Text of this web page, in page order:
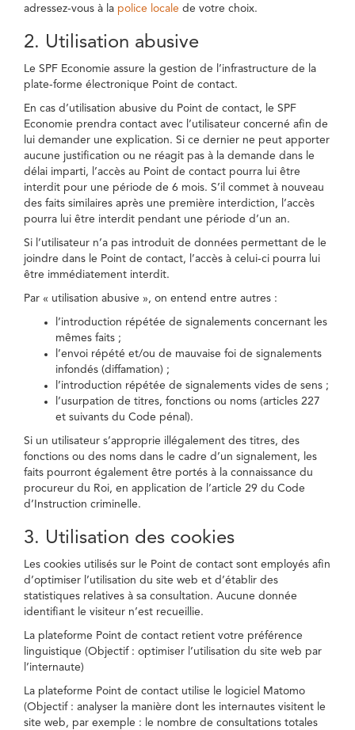
adressez-vous à la police locale de votre choix.
2. Utilisation abusive
Le SPF Economie assure la gestion de l’infrastructure de la
plate-forme électronique Point de contact.
En cas d’utilisation abusive du Point de contact, le SPF
Economie prendra contact avec l’utilisateur concerné afin de
lui demander une explication. Si ce dernier ne peut apporter
aucune justification ou ne réagit pas à la demande dans le
délai imparti, l’accès au Point de contact pourra lui être
interdit pour une période de 6 mois. S’il commet à nouveau
des faits similaires après une première interdiction, l’accès
pourra lui être interdit pendant une période d’un an.
Si l’utilisateur n’a pas introduit de données permettant de le
joindre dans le Point de contact, l’accès à celui-ci pourra lui
être immédiatement interdit.
Par « utilisation abusive », on entend entre autres :
l’introduction répétée de signalements concernant les
mêmes faits ;
l’envoi répété et/ou de mauvaise foi de signalements
infondés (diffamation) ;
l’introduction répétée de signalements vides de sens ;
l’usurpation de titres, fonctions ou noms (articles 227
et suivants du Code pénal).
Si un utilisateur s’approprie illégalement des titres, des
fonctions ou des noms dans le cadre d’un signalement, les
faits pourront également être portés à la connaissance du
procureur du Roi, en application de l’article 29 du Code
d’Instruction criminelle.
3. Utilisation des cookies
Les cookies utilisés sur le Point de contact sont employés afin
d’optimiser l’utilisation du site web et d’établir des
statistiques relatives à sa consultation. Aucune donnée
identifiant le visiteur n’est recueillie.
La plateforme Point de contact retient votre préférence
linguistique (Objectif : optimiser l’utilisation du site web par
l’internaute)
La plateforme Point de contact utilise le logiciel Matomo
(Objectif : analyser la manière dont les internautes visitent le
site web, par exemple : le nombre de consultations totales